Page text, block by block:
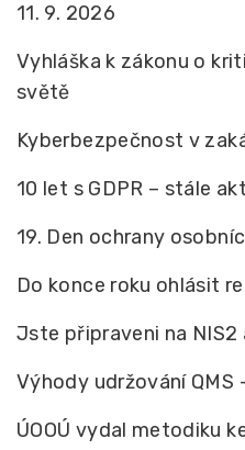
11. 9. 2026
Vyhláška k zákonu o
světě
Kyberbezpečnost v
10 let s GDPR – stále
19. Den ochrany
Do konce roku ohlásit
Jste připraveni na NIS2
Výhody udržování
ÚOOÚ vydal metodiku